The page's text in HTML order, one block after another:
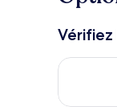
Vérifier la